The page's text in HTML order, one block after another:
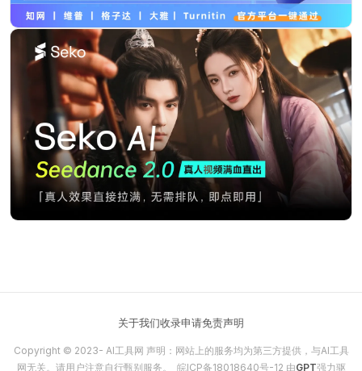
关于我们收录申请免责声明
Copyright © 2023- AI工具网 声明：网站上的服务均为第三方提供，与AI工具
网无关。请用户注意自行甄别服务。 皖ICP备18018640号-12 由GPT强力驱